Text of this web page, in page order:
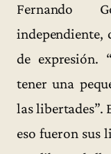
Fernando
de expresión.
tener una
las libertades”.
eso fueron sus